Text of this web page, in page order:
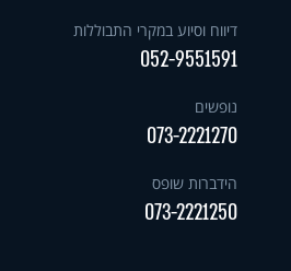
דיווח וסיוע במקרי התבוללות
052-9551591
נופשים
073-2221270
הידברות שופס
073-2221250